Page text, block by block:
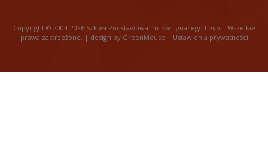
Copyright © 2004-2026 Szkoła Podstawowa im. św. Ignacego Loyoli. Wszelkie
prawa zastrzeżone. | design by GreenMouse | Ustawienia prywatności